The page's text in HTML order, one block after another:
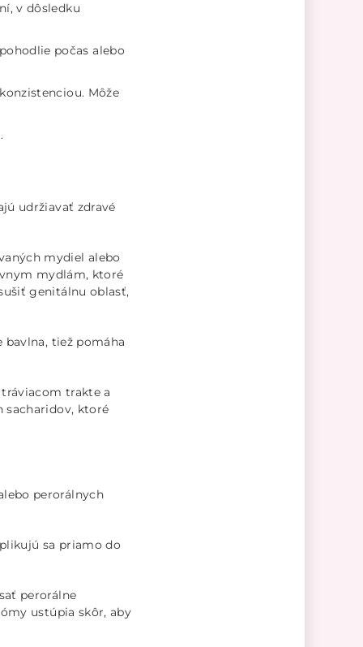
v dôsledku
počas alebo
Môže
udržiavať zdravé
mydiel alebo
mydlám, ktoré
genitálnu oblasť,
tiež pomáha
trakte a
sacharidov, ktoré
perorálnych
sa priamo do
perorálne
ustúpia skôr, aby